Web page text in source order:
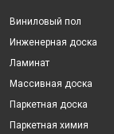
Виниловый пол
Инженерная доска
Ламинат
Массивная доска
Паркетная доска
Паркетная химия